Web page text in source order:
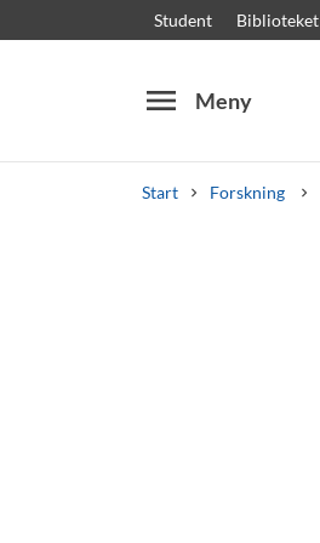
Student Biblioteket
menu Meny
Start Forskning